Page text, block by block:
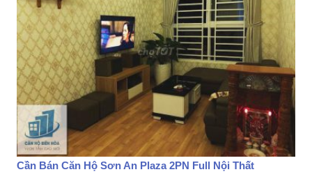
Cần Bán Căn Hộ Sơn An Plaza 2PN Full Nội Thất